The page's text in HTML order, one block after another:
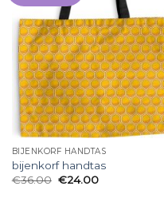
BIJENKORF HANDTAS
bijenkorf handtas
€36.00 €24.00